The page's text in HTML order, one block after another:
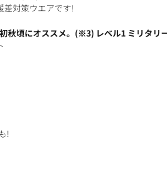
差対策ウエアです!
秋頃にオススメ。(※3) レベル1 ミリタリ
!